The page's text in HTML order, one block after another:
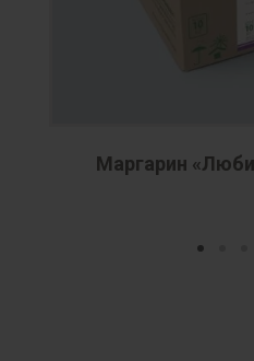
Маргарин